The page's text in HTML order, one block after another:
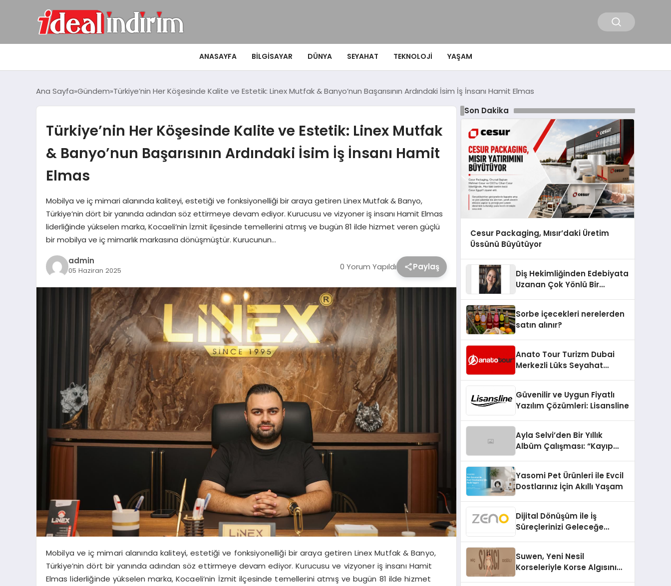
ANASAYFA BILGISAYAR DÜNYA SEYAHAT TEKNOLOJI YAŞAM
Ana Sayfa Gündem Türkiye’nin Her Köşesinde Kalite ve Estetik: Linex Mutfak & Banyo’nun Başarısının Ardındaki İsim İş İnsanı Hamit Elmas
Türkiye’nin Her Köşesinde Kalite ve Estetik: Linex Mutfak
& Banyo’nun Başarısının Ardındaki İsim İş İnsanı Hamit
Elmas
Mobilya ve iç mimari alanında kaliteyi, estetiği ve fonksiyonelliği bir araya getiren Linex Mutfak & Banyo,
Türkiye’nin dört bir yanında adından söz ettirmeye devam ediyor. Kurucusu ve vizyoner iş insanı Hamit Elmas
liderliğinde yükselen marka, Kocaeli’nin İzmit ilçesinde temellerini atmış ve bugün 81 ilde hizmet veren güçlü
bir mobilya ve iç mimarlık markasına dönüşmüştür. Kurucunun…
admin
05 Haziran 2025 0 Yorum Yapıldı Paylaş
Mobilya ve iç mimari alanında kaliteyi, estetiği ve fonksiyonelliği bir araya getiren Linex Mutfak & Banyo,
Türkiye’nin dört bir yanında adından söz ettirmeye devam ediyor. Kurucusu ve vizyoner iş insanı Hamit
Elmas liderliğinde yükselen marka, Kocaeli’nin İzmit ilçesinde temellerini atmış ve bugün 81 ilde hizmet
Son Dakika
Cesur Packaging, Mısır’daki Üretim
Üssünü Büyütüyor
Diş Hekimliğinden Edebiyata
Uzanan Çok Yönlü Bir
Sorbe içecekleri nerelerden
satın alınır?
Anato Tour Turizm Dubai
Merkezli Lüks Seyahat
Güvenilir ve Uygun Fiyatlı
Yazılım Çözümleri: Lisansline
Ayla Selvi’den Bir Yıllık
Albüm Çalışması: “Kayıp
Yasomi Pet Ürünleri ile Evcil
Dostlarınız İçin Akıllı Yaşam
Dijital Dönüşüm ile İş
Süreçlerinizi Geleceğe
Suwen, Yeni Nesil
Korseleriyle Korse Algısını